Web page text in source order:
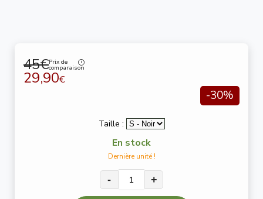
45€Prix de
comparaison
29,90€
-30%
Taille :
En stock
Dernière unité !
- +